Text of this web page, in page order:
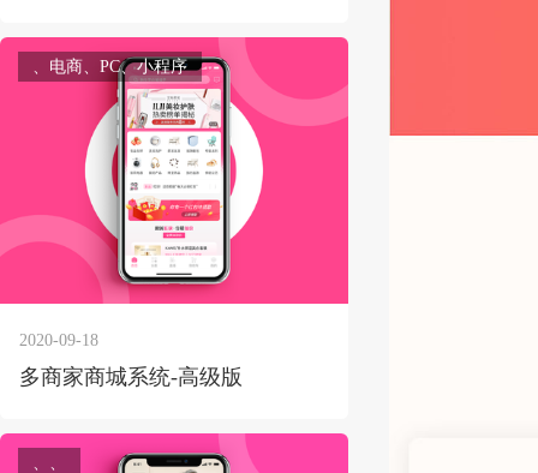
、电商、PC、小程序
2020-09-18
多商家商城系统-高级版
、、
扫码添加[商务总监]沟通方案
扫码沟通